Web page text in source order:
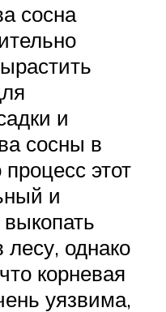
сосна
и
сосны в
этот
и
однако
корневая
уязвима,